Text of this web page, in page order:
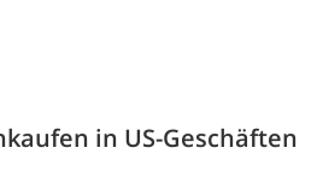
in US-Geschäften